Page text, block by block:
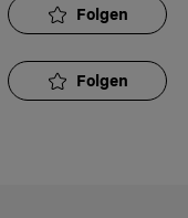
Folgen
Folgen